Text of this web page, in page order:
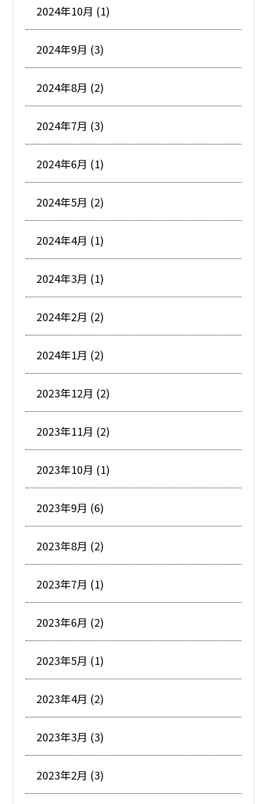
2024年10月 (1)
2024年9月 (3)
2024年8月 (2)
2024年7月 (3)
2024年6月 (1)
2024年5月 (2)
2024年4月 (1)
2024年3月 (1)
2024年2月 (2)
2024年1月 (2)
2023年12月 (2)
2023年11月 (2)
2023年10月 (1)
2023年9月 (6)
2023年8月 (2)
2023年7月 (1)
2023年6月 (2)
2023年5月 (1)
2023年4月 (2)
2023年3月 (3)
2023年2月 (3)